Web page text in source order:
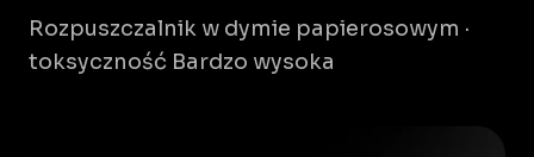
Rozpuszczalnik w dymie papierosowym ·
toksyczność Bardzo wysoka